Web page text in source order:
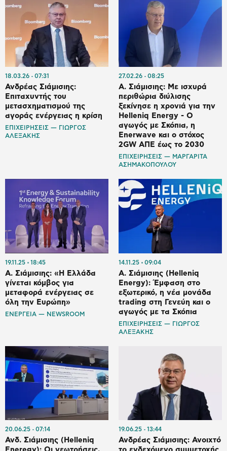
18.03.26 07:31
Ανδρέας Σιάμισιης:
Επιταχυντής του
μετασχηματισμού της
αγοράς ενέργειας η κρίση
ΕΠΙΧΕΙΡΗΣΕΙΣ — ΓΙΩΡΓΟΣ
ΑΛΕΞΑΚΗΣ
27.02.26 08:25
Α. Σιάμισιης: Με ισχυρά
περιθώρια διύλισης
ξεκίνησε η χρονιά για την
Helleniq Energy - Ο
αγωγός με Σκόπια, η
Enerwave και ο στόχος
2GW ΑΠΕ έως το 2030
ΕΠΙΧΕΙΡΗΣΕΙΣ — ΜΑΡΓΑΡΙΤΑ
ΑΣΗΜΑΚΟΠΟΥΛΟΥ
19.11.25 18:45
Α. Σιάμισιης: «Η Ελλάδα
γίνεται κόμβος για
μεταφορά ενέργειας σε
όλη την Ευρώπη»
ΕΝΕΡΓΕΙΑ — NEWSROOM
14.11.25 09:04
Α. Σιάμισιης (Helleniq
Energy): Έμφαση στο
εξωτερικό, η νέα μονάδα
trading στη Γενεύη και ο
αγωγός με τα Σκόπια
ΕΠΙΧΕΙΡΗΣΕΙΣ — ΓΙΩΡΓΟΣ
ΑΛΕΞΑΚΗΣ
20.06.25 07:14
Ανδ. Σιάμισιης (Helleniq
19.06.25 13:44
Ανδρέας Σιάμισιης: Ανοιχτό